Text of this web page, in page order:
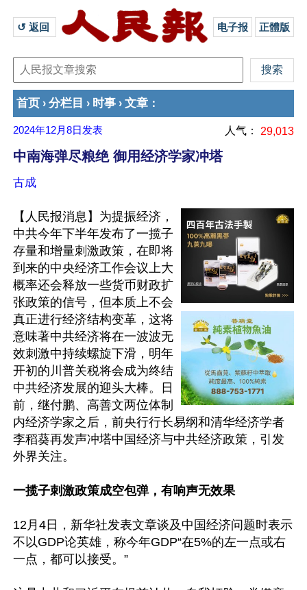
↺ 返回 电子报 正體版
首页 › 分栏目 › 时事 › 文章 ：
2024年12月8日 发表 人气： 29,013
中南海弹尽粮绝 御用经济学家冲塔
古成
【人民报消息】为提振经济，
中共今年下半年发布了一揽子
存量和增量刺激政策，在即将
到来的中央经济工作会议上大
概率还会释放一些货币财政扩
张政策的信号，但本质上不会
真正进行经济结构变革，这将
意味著中共经济将在一波波无
效刺激中持续螺旋下滑，明年
开初的川普关税将会成为终结
中共经济发展的迎头大棒。日
前，继付鹏、高善文两位体制
内经济学家之后，前央行行长易纲和清华经济学者
李稻葵再发声冲塔中国经济与中共经济政策，引发
外界关注。
一揽子刺激政策成空包弹，有响声无效果
12月4日，新华社发表文章谈及中国经济问题时表示
不以GDP论英雄，称今年GDP“在5%的左一点或右
一点，都可以接受。”